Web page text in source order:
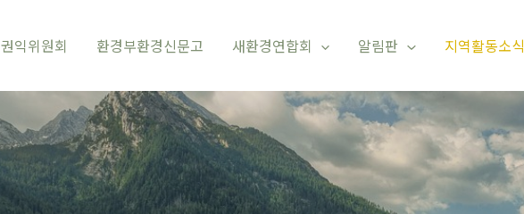
권익위원회 환경부환경신문고 새환경연합회 알림판 지역활동소식